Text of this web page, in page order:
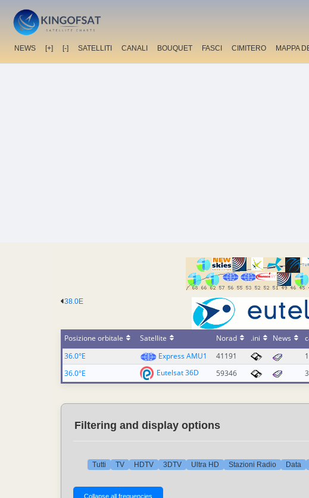
NEWS [+] [-] SATELLITI CANALI BOUQUET FASCI CIMITERO MAPPA
38.0E
Posizione orbitale Satellite Norad .ini News
36.0°E
Express AMU1 41191
36.0°E
Eutelsat 36D 59346
Filtering and display options
Tutti TV HDTV 3DTV Ultra HD Stazioni Radio Data